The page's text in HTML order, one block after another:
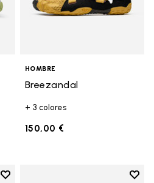
HOMBRE
Breezandal
+ 3 colores
150,00 €
Add to wishlist
Add